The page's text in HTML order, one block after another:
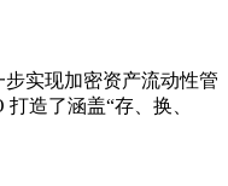
实现加密资产流动性管
造了涵盖“存、换、